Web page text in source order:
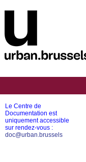
Le Centre de
Documentation est
uniquement accessible
sur rendez-vous :
doc@urban.brussels